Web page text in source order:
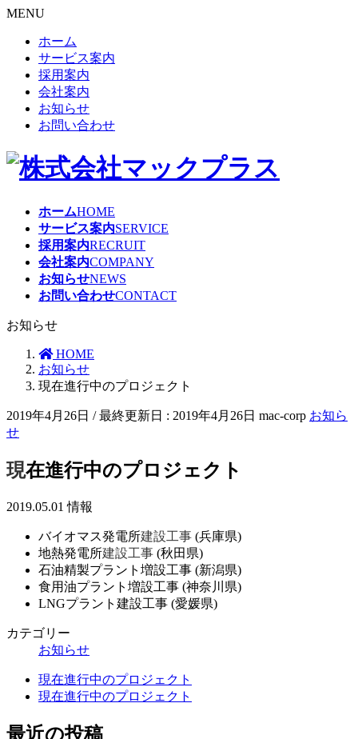
MENU
ホーム
サービス案内
採用案内
会社案内
お知らせ
お問い合わせ
ホームHOME
サービス案内SERVICE
採用案内RECRUIT
会社案内COMPANY
お知らせNEWS
お問い合わせCONTACT
お知らせ
HOME
お知らせ
現在進行中のプロジェクト
2019年4月26日 / 最終更新日 : 2019年4月26日 mac-corp お知ら
せ
現在進行中のプロジェクト
2019.05.01 情報
バイオマス発電所建設工事 (兵庫県)
地熱発電所建設工事 (秋田県)
石油精製プラント増設工事 (新潟県)
食用油プラント増設工事 (神奈川県)
LNGプラント建設工事 (愛媛県)
カテゴリー
お知らせ
現在進行中のプロジェクト
現在進行中のプロジェクト
最近の投稿